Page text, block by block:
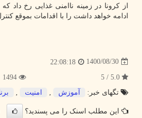
از کرونا در زمینه ناامنی غذایی رخ داد که
ادامه خواهد داشت را با اقدامات بموقع
1400/08/30
22:08:18
تگهای خبر:
آموزش امنیت
این مطلب اسنک را می پسندید؟